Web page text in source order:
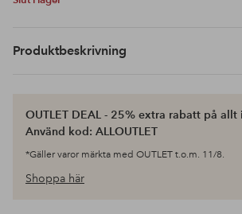
Produktbeskrivning
OUTLET DEAL - 25% extra rabatt på allt
Använd kod: ALLOUTLET
*Gäller varor märkta med OUTLET t.o.m. 11/8.
Shoppa här